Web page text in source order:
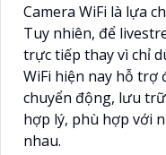
Camera WiFi là lựa
Tuy nhiên, để
trực tiếp thay vì chỉ
WiFi hiện nay hỗ trợ
chuyển động, lưu
hợp lý, phù hợp với
nhau.